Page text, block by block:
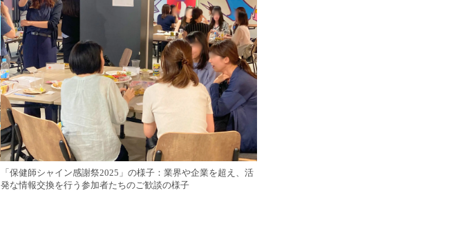
「保健師シャイン感謝祭2025」の様子：業界や企業を超え、活
発な情報交換を行う参加者たちのご歓談の様子